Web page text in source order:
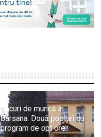
Locuri de muncă în
Bârsana. Două posturi cu
program de opt ore